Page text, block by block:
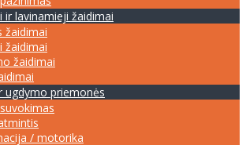
ir lavinamieji žaidimai
žaidimai
žaidimai
žaidimai
ugdymo priemonės
/ motorika